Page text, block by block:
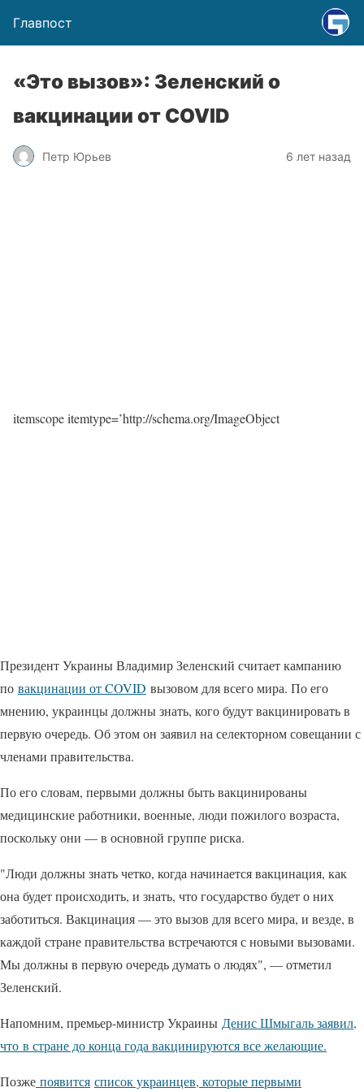
Главпост
«Это вызов»: Зеленский о
вакцинации от COVID
Петр Юрьев 6 лет назад
itemscope itemtype=’http://schema.org/ImageObject
Президент Украины Владимир Зеленский считает кампанию
по вакцинации от COVID вызовом для всего мира. По его
мнению, украинцы должны знать, кого будут вакцинировать в
первую очередь. Об этом он заявил на селекторном совещании с
членами правительства.
По его словам, первыми должны быть вакцинированы
медицинские работники, военные, люди пожилого возраста,
поскольку они — в основной группе риска.
"Люди должны знать четко, когда начинается вакцинация, как
она будет происходить, и знать, что государство будет о них
заботиться. Вакцинация — это вызов для всего мира, и везде, в
каждой стране правительства встречаются с новыми вызовами.
Мы должны в первую очередь думать о людях", — отметил
Зеленский.
Напомним, премьер-министр Украины Денис Шмыгаль заявил,
что в стране до конца года вакцинируются все желающие.
Позже появится список украинцев, которые первыми